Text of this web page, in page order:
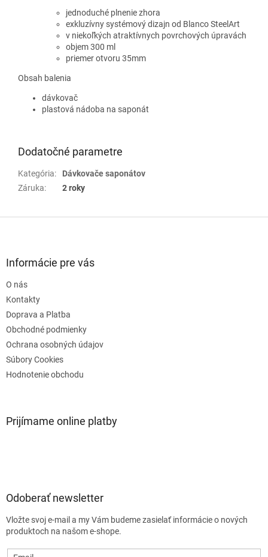
jednoduché plnenie zhora
exkluzívny systémový dizajn od BlancoSteelArt
v niekoľkých atraktívnych povrchových úpravách
objem 300 ml
priemer otvoru 35mm
Obsah balenia
dávkovač
plastová nádoba na saponát
Dodatočné parametre
Kategória:
Dávkovače saponátov
Záruka: 2 roky
Informácie pre vás
O nás
Kontakty
Doprava a Platba
Obchodné podmienky
Ochrana osobných údajov
Súbory Cookies
Hodnotenie obchodu
Prijímame online platby
Odoberať newsletter
Vložte svoj e-mail a my Vám budeme zasielať informácie o nových
produktoch na našom e-shope.